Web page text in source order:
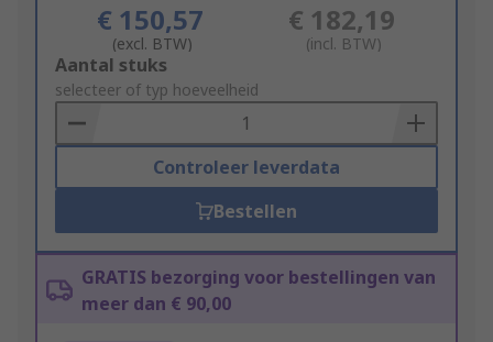
€ 150,57
(excl. BTW)
€ 182,19
(incl. BTW)
Add
to
Basket
Aantal stuks
selecteer of typ hoeveelheid
Controleer leverdata
Bestellen
GRATIS bezorging voor bestellingen van
meer dan € 90,00